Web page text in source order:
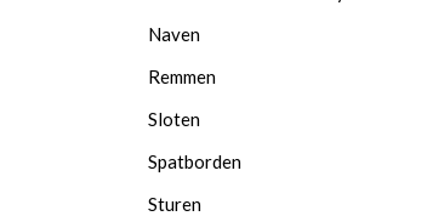
Naven
Remmen
Sloten
Spatborden
Sturen